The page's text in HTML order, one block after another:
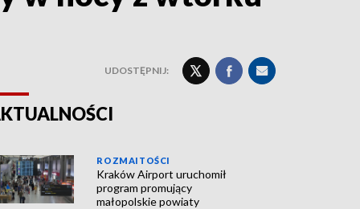
UDOSTĘPNIJ:
ROZMAITOŚCI
Kraków Airport uruchomił
program promujący
małopolskie powiaty